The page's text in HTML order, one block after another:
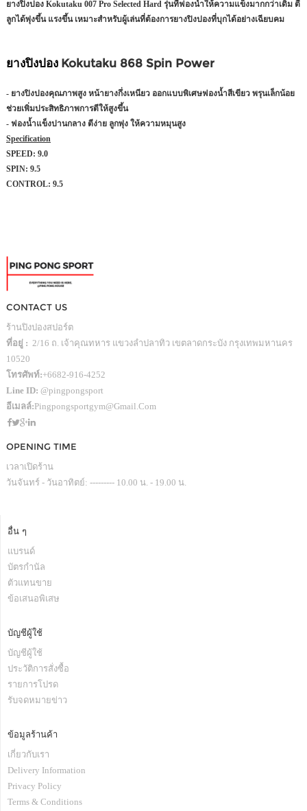
ยางปิงปอง Kokutaku 007 Pro Selected Hard รุ่นที่ฟองน้ำให้ความแข็งมากกว่าเดิม ตี
ลูกได้พุ่งขึ้น แรงขึ้น เหมาะสำหรับผู้เล่นที่ต้องการยางปิงปองที่บุกได้อย่างเฉียบคม
ยางปิงปอง Kokutaku 868 Spin Power
- ยางปิงปองคุณภาพสูง หน้ายางกึ่งเหนียว ออกแบบพิเศษฟองน้ำสีเขียว พรุนเล็กน้อย
ช่วยเพิ่มประสิทธิภาพการตีให้สูงขึ้น
- ฟองน้ำแข็งปานกลาง ตีง่าย ลูกพุ่ง ให้ความหมุนสูง
Specification
SPEED: 9.0
SPIN: 9.5
CONTROL: 9.5
CONTACT US
ร้านปิงปองสปอร์ต
ที่อยู่ : 2/16 ถ. เจ้าคุณทหาร แขวงลำปลาทิว เขตลาดกระบัง กรุงเทพมหานคร
10520
โทรศัพท์:+6682-916-4252
Line ID: @pingpongsport
อีเมลล์:Pingpongsportgym@gmail.com
OPENING TIME
เวลาเปิดร้าน
วันจันทร์ - วันอาทิตย์: --------- 10.00 น. - 19.00 น.
อื่น ๆ
แบรนด์
บัตรกำนัล
ตัวแทนขาย
ข้อเสนอพิเสษ
บัญชีผู้ใช้
บัญชีผู้ใช้
ประวัติการสั่งซื้อ
รายการโปรด
รับจดหมายข่าว
ข้อมูลร้านค้า
เกี่ยวกับเรา
Delivery Information
Privacy Policy
Terms & Conditions